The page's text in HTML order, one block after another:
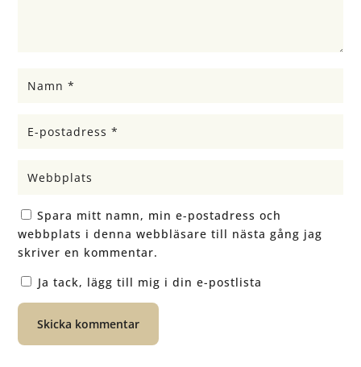
Spara mitt namn, min e-postadress och
webbplats i denna webbläsare till nästa gång jag
skriver en kommentar.
Ja tack, lägg till mig i din e-postlista
Skicka kommentar